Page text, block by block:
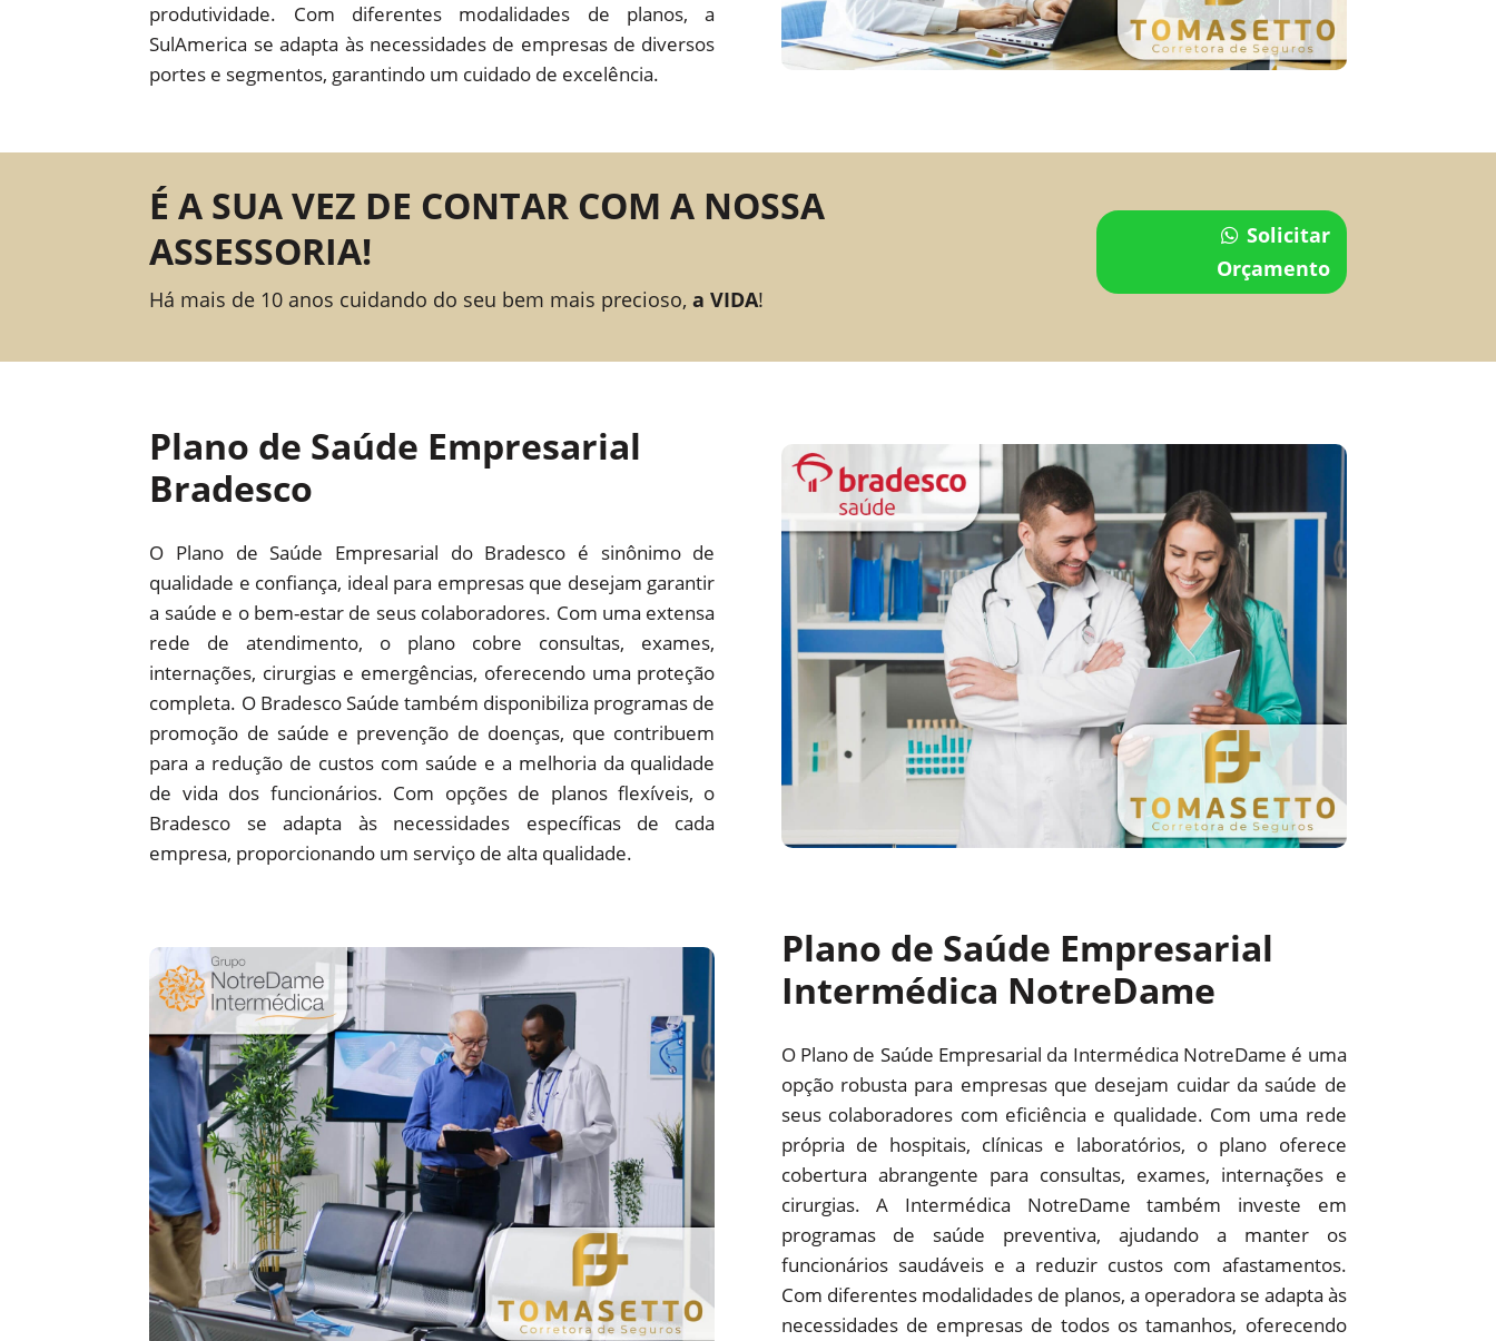
produtividade. Com diferentes modalidades de planos, a
SulAmerica se adapta às necessidades de empresas de diversos
portes e segmentos, garantindo um cuidado de excelência.
É A SUA VEZ DE CONTAR COM A NOSSA
ASSESSORIA!
Há mais de 10 anos cuidando do seu bem mais precioso,a VIDA!
Solicitar
Orçamento
Plano de Saúde Empresarial
Bradesco
O Plano de Saúde Empresarial do Bradesco é sinônimo de
qualidade e confiança, ideal para empresas que desejam garantir
a saúde e o bem-estar de seus colaboradores. Com uma extensa
rede de atendimento, o plano cobre consultas, exames,
internações, cirurgias e emergências, oferecendo uma proteção
completa. O Bradesco Saúde também disponibiliza programas de
promoção de saúde e prevenção de doenças, que contribuem
para a redução de custos com saúde e a melhoria da qualidade
de vida dos funcionários. Com opções de planos flexíveis, o
Bradesco se adapta às necessidades específicas de cada
empresa, proporcionando um serviço de alta qualidade.
Plano de Saúde Empresarial
Intermédica NotreDame
O Plano de Saúde Empresarial da Intermédica NotreDame é uma
opção robusta para empresas que desejam cuidar da saúde de
seus colaboradores com eficiência e qualidade. Com uma rede
própria de hospitais, clínicas e laboratórios, o plano oferece
cobertura abrangente para consultas, exames, internações e
cirurgias. A Intermédica NotreDame também investe em
programas de saúde preventiva, ajudando a manter os
funcionários saudáveis e a reduzir custos com afastamentos.
Com diferentes modalidades de planos, a operadora se adapta às
necessidades de empresas de todos os tamanhos, oferecendo